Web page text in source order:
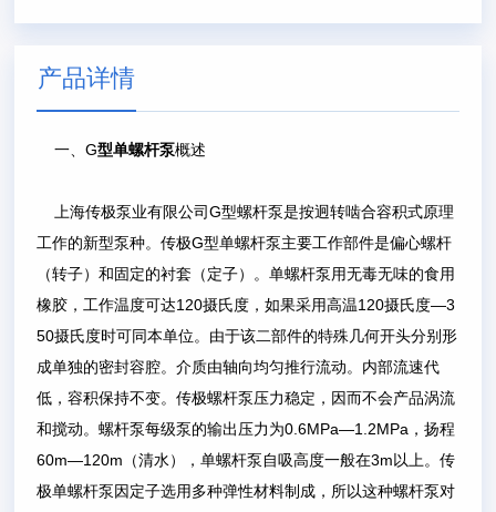
产品详情
一、G型单螺杆泵概述
上海传极泵业有限公司G型螺杆泵是按迥转啮合容积式原理
工作的新型泵种。传极G型单螺杆泵主要工作部件是偏心螺杆
（转子）和固定的衬套（定子）。单螺杆泵用无毒无味的食用
橡胶，工作温度可达120摄氏度，如果采用高温120摄氏度—3
50摄氏度时可同本单位。由于该二部件的特殊几何开头分别形
成单独的密封容腔。介质由轴向均匀推行流动。内部流速代
低，容积保持不变。传极螺杆泵压力稳定，因而不会产品涡流
和搅动。螺杆泵每级泵的输出压力为0.6MPa—1.2MPa，扬程
60m—120m（清水），单螺杆泵自吸高度一般在3m以上。传
极单螺杆泵因定子选用多种弹性材料制成，所以这种螺杆泵对